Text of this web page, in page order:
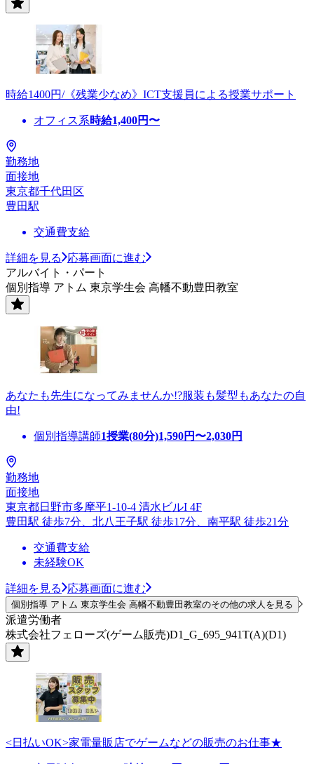
時給1400円/《残業少なめ》ICT支援員による授業サポート
オフィス系時給1,400円〜
勤務地
面接地
東京都千代田区
豊田駅
交通費支給
詳細を見る
応募画面に進む
アルバイト・パート
個別指導 アトム 東京学生会 高幡不動豊田教室
あなたも先生になってみませんか!?服装も髪型もあなたの自
由!
個別指導講師1授業(80分)1,590円〜2,030円
勤務地
面接地
東京都日野市多摩平1-10-4 清水ビルI 4F
豊田駅 徒歩7分、北八王子駅 徒歩17分、南平駅 徒歩21分
交通費支給
未経験OK
詳細を見る 応募画面に進む
個別指導 アトム 東京学生会 高幡不動豊田教室のその他の求人を見る
派遣労働者
株式会社フェローズ(ゲーム販売)D1_G_695_941T(A)(D1)
<日払いOK>家電量販店でゲームなどの販売のお仕事★